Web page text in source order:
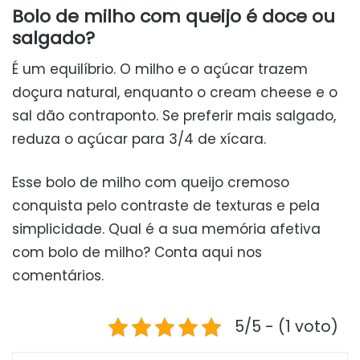
Bolo de milho com queijo é doce ou
salgado?
É um equilíbrio. O milho e o açúcar trazem
doçura natural, enquanto o cream cheese e o
sal dão contraponto. Se preferir mais salgado,
reduza o açúcar para 3/4 de xícara.
Esse bolo de milho com queijo cremoso
conquista pelo contraste de texturas e pela
simplicidade. Qual é a sua memória afetiva
com bolo de milho? Conta aqui nos
comentários.
5/5 - (1 voto)